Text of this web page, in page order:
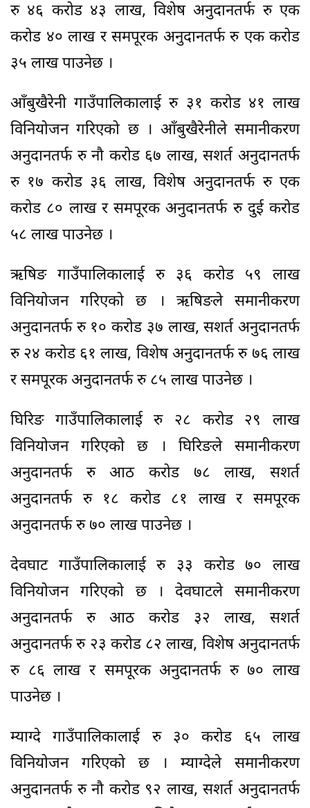
रु ४६ करोड ४३ लाख, विशेष अनुदानतर्फ रु एक
करोड ४० लाख र समपूरक अनुदानतर्फ रु एक करोड
३५ लाख पाउनेछ ।
आँबुखैरेनी गाउँपालिकालाई रु ३१ करोड ४१ लाख
विनियोजन गरिएको छ । आँबुखैरेनीले समानीकरण
अनुदानतर्फ रु नौ करोड ६७ लाख, सशर्त अनुदानतर्फ
रु १७ करोड ३६ लाख, विशेष अनुदानतर्फ रु एक
करोड ८० लाख र समपूरक अनुदानतर्फ रु दुई करोड
५८ लाख पाउनेछ ।
ऋषिङ गाउँपालिकालाई रु ३६ करोड ५९ लाख
विनियोजन गरिएको छ । ऋषिङले समानीकरण
अनुदानतर्फ रु १० करोड ३७ लाख, सशर्त अनुदानतर्फ
रु २४ करोड ६१ लाख, विशेष अनुदानतर्फ रु ७६ लाख
र समपूरक अनुदानतर्फ रु ८५ लाख पाउनेछ ।
घिरिङ गाउँपालिकालाई रु २८ करोड २९ लाख
विनियोजन गरिएको छ । घिरिङले समानीकरण
अनुदानतर्फ रु आठ करोड ७८ लाख, सशर्त
अनुदानतर्फ रु १८ करोड ८१ लाख र समपूरक
अनुदानतर्फ रु ७० लाख पाउनेछ ।
देवघाट गाउँपालिकालाई रु ३३ करोड ७० लाख
विनियोजन गरिएको छ । देवघाटले समानीकरण
अनुदानतर्फ रु आठ करोड ३२ लाख, सशर्त
अनुदानतर्फ रु २३ करोड ८२ लाख, विशेष अनुदानतर्फ
रु ८६ लाख र समपूरक अनुदानतर्फ रु ७० लाख
पाउनेछ ।
म्याग्दे गाउँपालिकालाई रु ३० करोड ६५ लाख
विनियोजन गरिएको छ । म्याग्देले समानीकरण
अनुदानतर्फ रु नौ करोड ९२ लाख, सशर्त अनुदानतर्फ